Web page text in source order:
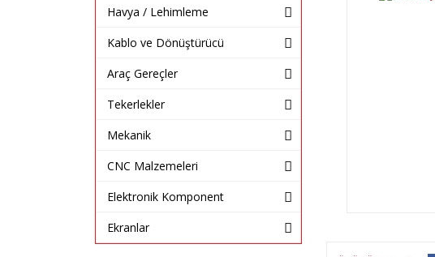
Havya / Lehimleme
Kablo ve Dönüştürücü
Araç Gereçler
Tekerlekler
Mekanik
CNC Malzemeleri
Elektronik Komponent
Ekranlar